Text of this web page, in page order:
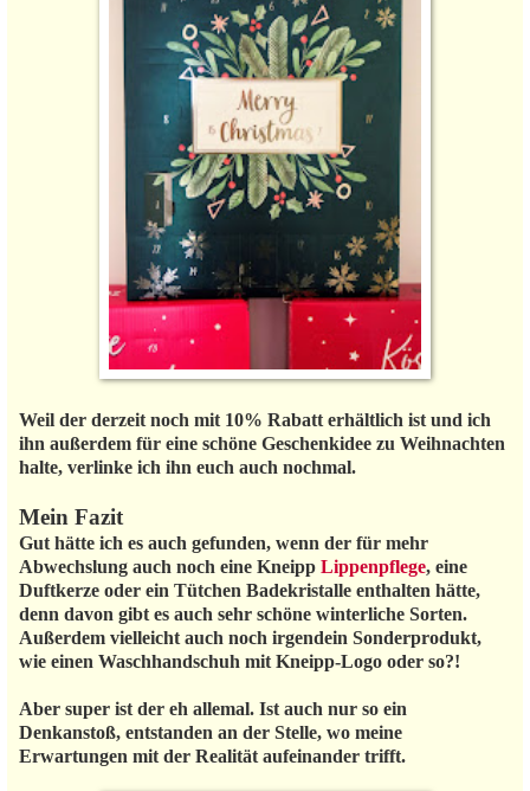
Weil der derzeit noch mit 10% Rabatt erhältlich ist und ich
ihn außerdem für eine schöne Geschenkidee zu Weihnachten
halte, verlinke ich ihn euch auch nochmal.
Mein Fazit
Gut hätte ich es auch gefunden, wenn der für mehr
Abwechslung auch noch eine Kneipp Lippenpflege, eine
Duftkerze oder ein Tütchen Badekristalle enthalten hätte,
denn davon gibt es auch sehr schöne winterliche Sorten.
Außerdem vielleicht auch noch irgendein Sonderprodukt,
wie einen Waschhandschuh mit Kneipp-Logo oder so?!
Aber super ist der eh allemal. Ist auch nur so ein
Denkanstoß, entstanden an der Stelle, wo meine
Erwartungen mit der Realität aufeinander trifft.